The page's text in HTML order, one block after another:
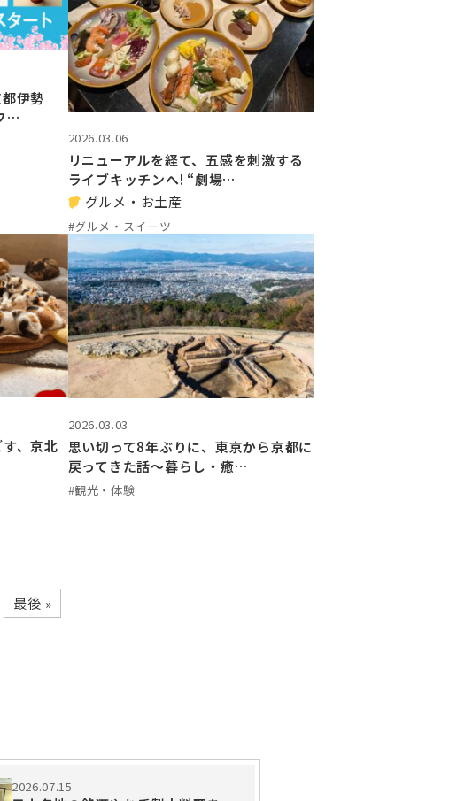
伊勢
…
2026.03.06
リニューアルを経て、五感を刺激する
ライブキッチンへ! “劇場…
グルメ・お土産
#グルメ・スイーツ
、京北
2026.03.03
思い切って8年ぶりに、東京から京都に
戻ってきた話～暮らし・癒…
#観光・体験
最後 »
2026.07.15